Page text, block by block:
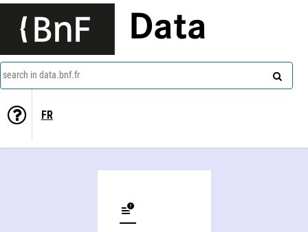
Data
search in data.bnf.fr
FR